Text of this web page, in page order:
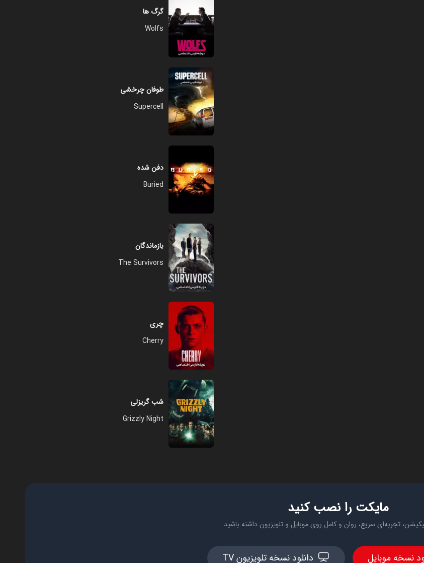
گرگ ها
Wolfs
طوفان چرخشی
Supercell
دفن شده
Buried
بازماندگان
The Survivors
چری
Cherry
شب گریزلی
Grizzly Night
مایکت را نصب کنید
تجربه‌ای سریع، روان و کامل روی موبایل و تلویزیون داشته باشید.
نسخه موبایل دانلود نسخه تلویزیون TV